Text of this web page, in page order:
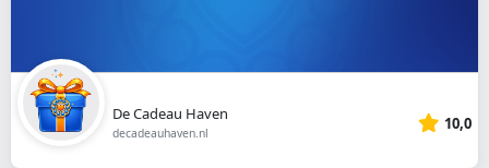
De Cadeau Haven
decadeauhaven.nl 10,0